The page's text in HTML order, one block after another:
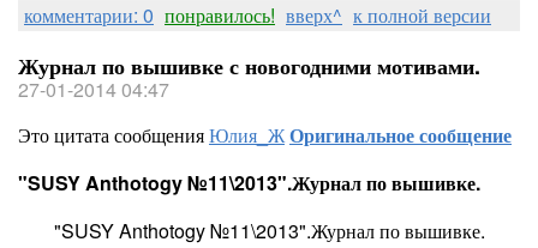
комментарии: 0 понравилось! вверх^ к полной версии
Журнал по вышивке с новогодними мотивами.
27-01-2014 04:47
Это цитата сообщенияЮлия_ЖОригинальное сообщение
"SUSY Anthotogy №11\2013".Журнал по вышивке.
"SUSY Anthotogy №11\2013".Журнал по вышивке.